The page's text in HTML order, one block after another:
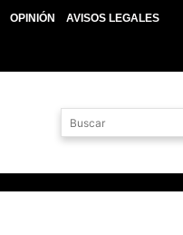
OPINIÓN
AVISOS LEGALES